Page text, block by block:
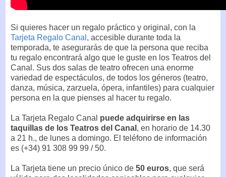
Si quieres hacer un regalo práctico y original, con la
Tarjeta Regalo Canal , accesible durante toda la
temporada, te asegurarás de que la persona que reciba
tu regalo encontrará algo que le guste en los Teatros del
Canal. Sus dos salas de teatro ofrecen una enorme
variedad de espectáculos, de todos los géneros (teatro,
danza, música, zarzuela, ópera, infantiles) para cualquier
persona en la que pienses al hacer tu regalo.
La Tarjeta Regalo Canal puede adquirirse en las
taquillas de los Teatros del Canal , en horario de 14.30
a 21 h., de lunes a domingo. El teléfono de información
es (+34) 91 308 99 99 / 50.
La Tarjeta tiene un precio único de 50 euros, que será